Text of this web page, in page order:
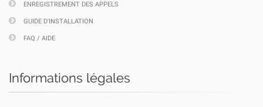
ENREGISTREMENT DES APPELS
GUIDE D'INSTALLATION
FAQ / AIDE
Informations légales